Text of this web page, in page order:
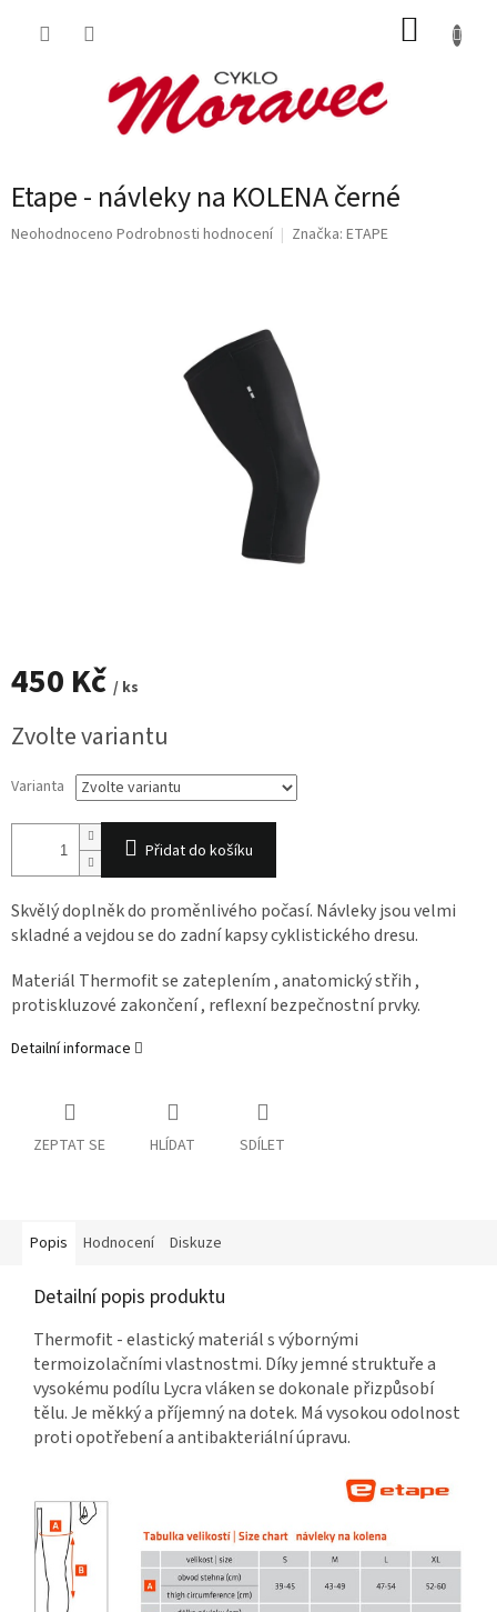
Etape - návleky na KOLENA černé
Průměrné
Neohodnoceno Podrobnosti hodnocení Značka: ETAPE
450 Kč / ks
cena:
Zvolte variantu
Varianta
Přidat do košíku
Skvělý doplněk do proměnlivého počasí. Návleky jsou velmi
skladné a vejdou se do zadní kapsy cyklistického dre­su.
Materiál Thermofit se zateplením , anatomický střih ,
protiskluzové zakončení , reflexní bezpečnostní prvky.
Detailní informace
ZEPTAT SE HLÍDAT SDÍLET
Popis Hodnocení Diskuze
Detailní popis produktu
Thermofit - elastický materiál s výbornými
termoizolačními vlastnostmi. Díky jemné struktuřea
vysokému podílu Lycra vláken se dokonale přizpůsobí
tělu. Je měkký a příjemný na dotek. Mávysokou odolnost
proti opotřebení a antibakteriální úpravu.